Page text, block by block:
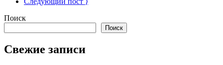
Поиск
Поиск
Свежие записи